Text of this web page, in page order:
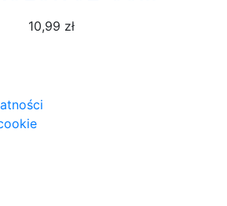
10,99 zł